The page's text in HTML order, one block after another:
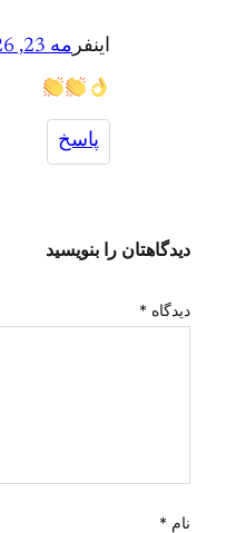
اینفر مه 23, 2026
پاسخ
دیدگاهتان را بنویسید
دیدگاه *
نام *